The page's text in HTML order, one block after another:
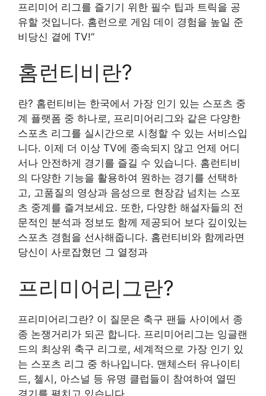
프리미어 리그를 즐기기 위한 필수 팁과 트릭을 공
유할 것입니다. 홈런으로 게임 데이 경험을 높일 준
비당신 곁에 TV!”
홈런티비란?
란? 홈런티비는 한국에서 가장 인기 있는 스포츠 중
계 플랫폼 중 하나로, 프리미어리그와 같은 다양한
스포츠 리그를 실시간으로 시청할 수 있는 서비스입
니다. 이제 더 이상 TV에 종속되지 않고 언제 어디
서나 안전하게 경기를 즐길 수 있습니다. 홈런티비
의 다양한 기능을 활용하여 원하는 경기를 선택하
고, 고품질의 영상과 음성으로 현장감 넘치는 스포
츠 중계를 즐겨보세요. 또한, 다양한 해설자들의 전
문적인 분석과 정보도 함께 제공되어 보다 깊이있는
스포츠 경험을 선사해줍니다. 홈런티비와 함께라면
당신이 사로잡혔던 그 열정과
프리미어리그란?
프리미어리그란? 이 질문은 축구 팬들 사이에서 종
종 논쟁거리가 되곤 합니다. 프리미어리그는 잉글랜
드의 최상위 축구 리그로, 세계적으로 가장 인기 있
는 스포츠 리그 중 하나입니다. 맨체스터 유나이티
드, 첼시, 아스널 등 유명 클럽들이 참여하여 열띤
경기를 펼치고 있습니다.